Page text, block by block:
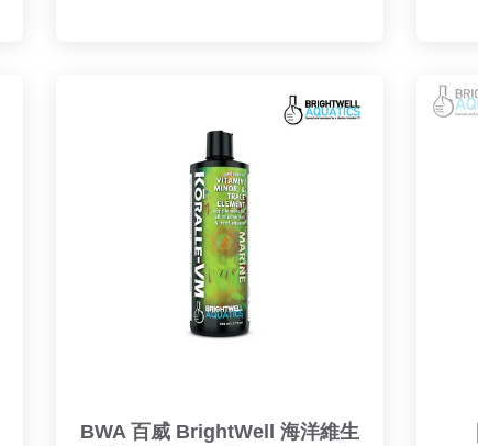
BWA 百威 BrightWell 海洋維生